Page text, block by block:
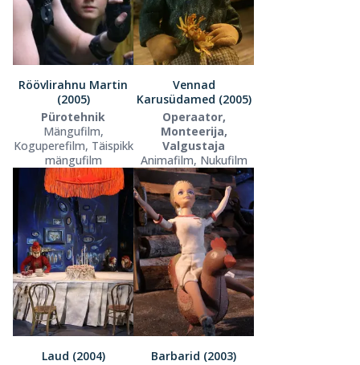
Röövlirahnu Martin
(2005)
Pürotehnik
Mängufilm,
Koguperefilm, Täispikk
mängufilm
Vennad
Karusüdamed (2005)
Operaator,
Monteerija,
Valgustaja
Animafilm, Nukufilm
Laud (2004)
Barbarid (2003)